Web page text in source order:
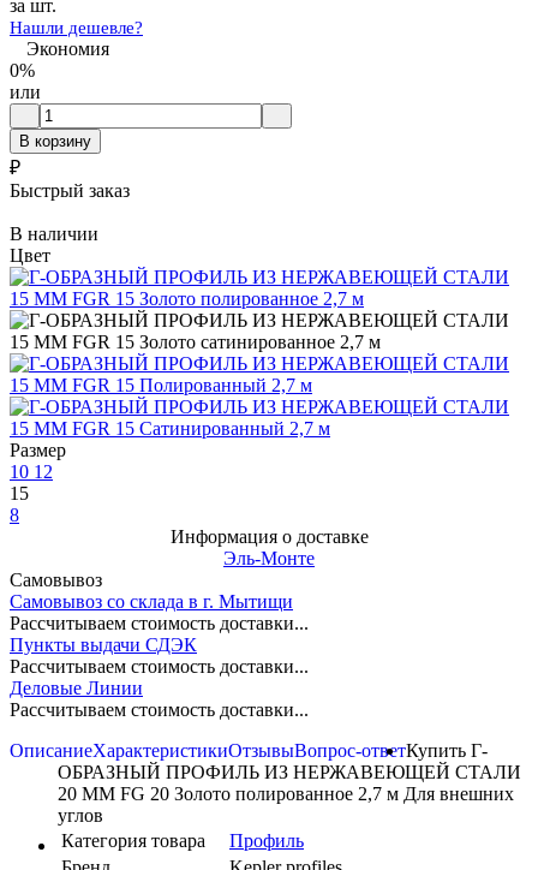
за шт.
Нашли дешевле?
Экономия
0%
или
В корзину
₽
Быстрый заказ
В наличии
Цвет
Размер
10 12
15
8
Информация о доставке
Эль-Монте
Самовывоз
Самовывоз со склада в г. Мытищи
Рассчитываем стоимость доставки...
Пункты выдачи СДЭК
Рассчитываем стоимость доставки...
Деловые Линии
Рассчитываем стоимость доставки...
ОписаниеХарактеристикиОтзывыВопрос-ответКупить Г-
ОБРАЗНЫЙ ПРОФИЛЬ ИЗ НЕРЖАВЕЮЩЕЙ СТАЛИ
20 ММ FG 20 Золото полированное 2,7 м Для внешних
углов
Категория товара
Профиль